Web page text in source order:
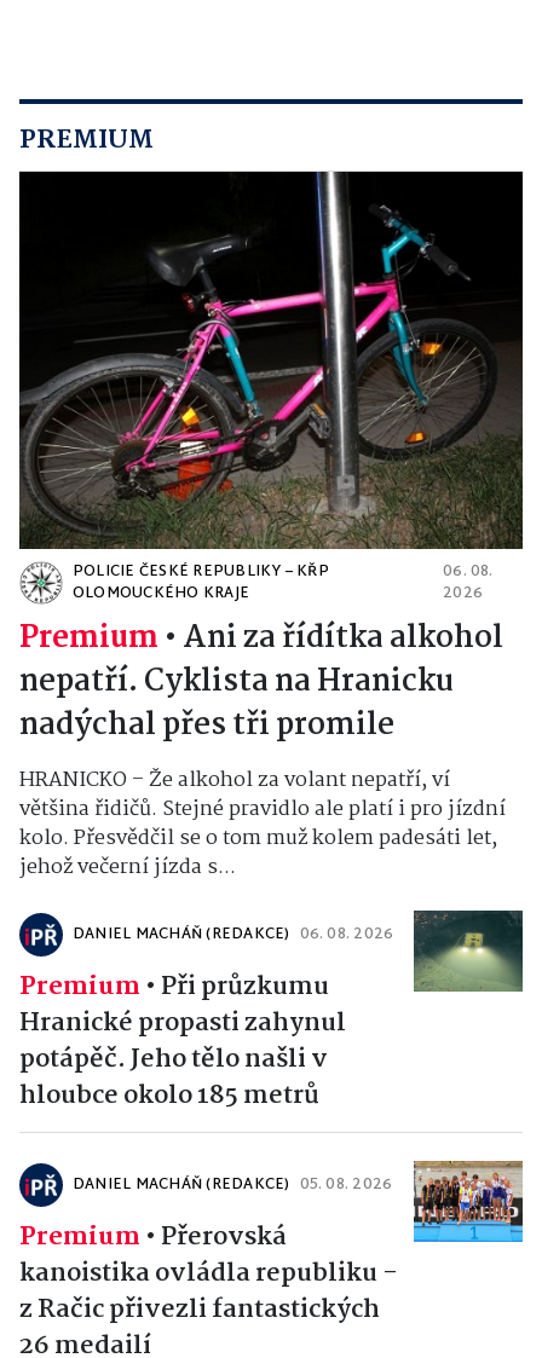
PREMIUM
POLICIE ČESKÉ REPUBLIKY – KŘP
OLOMOUCKÉHO KRAJE
06. 08.
2026
Premium • Ani za řídítka alkohol
nepatří. Cyklista na Hranicku
nadýchal přes tři promile
HRANICKO – Že alkohol za volant nepatří, ví
většina řidičů. Stejné pravidlo ale platí i pro jízdní
kolo. Přesvědčil se o tom muž kolem padesáti let,
jehož večerní jízda s...
DANIEL MACHÁŇ (REDAKCE) 06. 08. 2026
Premium • Při průzkumu
Hranické propasti zahynul
potápěč. Jeho tělo našli v
hloubce okolo 185 metrů
DANIEL MACHÁŇ (REDAKCE) 05. 08. 2026
Premium • Přerovská
kanoistika ovládla republiku -
z Račic přivezli fantastických
26 medailí